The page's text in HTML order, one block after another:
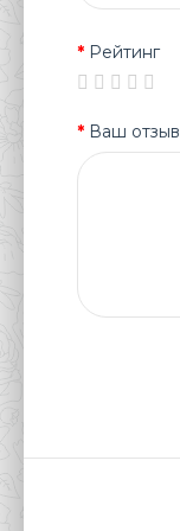
Рейтинг
Ваш отзыв